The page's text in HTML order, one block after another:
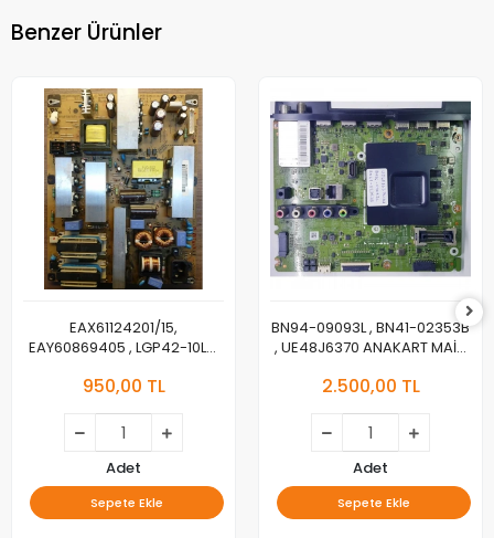
Benzer Ürünler
EAX61124201/15,
EAY60869405 , LGP42-10LS,
42LD450C, POWER BOARD,
950,00 TL
Adet
Sepete Ekle
BN94-09093L , BN41-02353B
, UE48J6370 ANAKART MAİN
2.500,00 TL
Adet
Sepete Ekle